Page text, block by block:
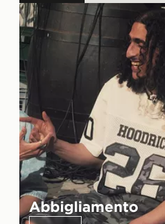
Abbigliamento